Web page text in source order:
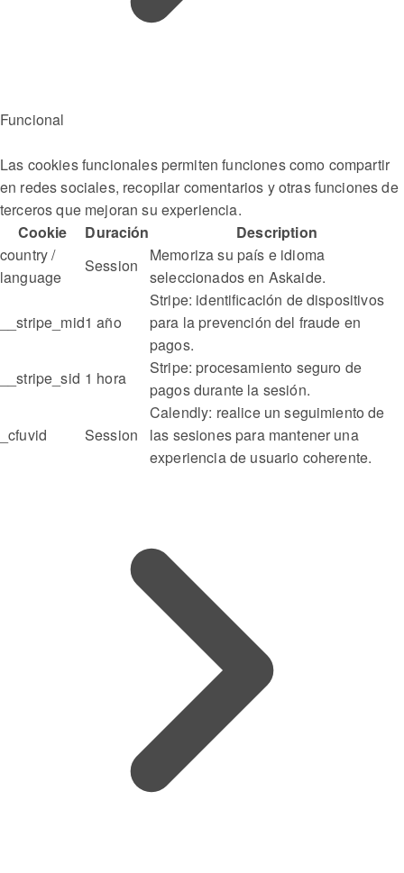
Funcional
Las cookies funcionales permiten funciones como compartir
en redes sociales, recopilar comentarios y otras funciones de
terceros que mejoran su experiencia.
Cookie
Duración
Description
country /
language
Session
Memoriza su país e idioma
seleccionados en Askaide.
__stripe_mid1 año
Stripe: identificación de dispositivos
para la prevención del fraude en
pagos.
__stripe_sid 1 hora
Stripe: procesamiento seguro de
pagos durante la sesión.
_cfuvid Session
Calendly: realice un seguimiento de
las sesiones para mantener una
experiencia de usuario coherente.